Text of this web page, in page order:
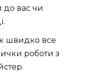
до вас чи
швидко все
роботи з